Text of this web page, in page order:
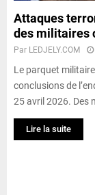
Attaques
des militaires
Par LEDJELY.COM
Le parquet
conclusions de
25 avril 2026. Des
Lire la suite